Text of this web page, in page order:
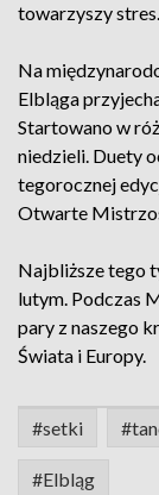
towarzyszy stres.
Na
Elbląga
Startowano w
niedzieli. Duety
tegorocznej
Otwarte
Najbliższe tego
lutym. Podczas
pary z naszego
Świata i Europy.
#setki
#Elbląg